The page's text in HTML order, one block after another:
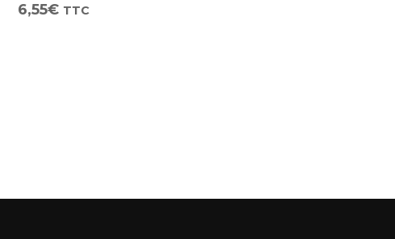
6,55€ TTC